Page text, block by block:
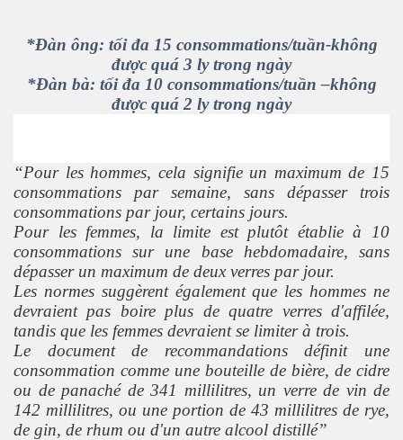
*Đàn ông: tối đa 15 consommations/tuần-không
được quá 3 ly trong ngày
*Đàn bà: tối đa 10 consommations/tuần –không
được quá 2 ly trong ngày
“Pour les hommes, cela signifie un maximum de 15
consommations par semaine, sans dépasser trois
consommations par jour, certains jours.
Pour les femmes, la limite est plutôt établie à 10
consommations sur une base hebdomadaire, sans
dépasser un maximum de deux verres par jour.
Les normes suggèrent également que les hommes ne
devraient pas boire plus de quatre verres d'affilée,
tandis que les femmes devraient se limiter à trois.
Le document de recommandations définit une
consommation comme une bouteille de bière, de cidre
ou de panaché de 341 millilitres, un verre de vin de
142 millilitres, ou une portion de 43 millilitres de rye,
de gin, de rhum ou d'un autre alcool distillé”